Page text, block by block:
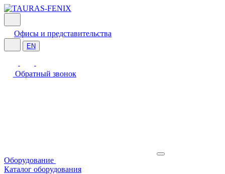
Офисы и представительства
EN
Обратный звонок
Оборудование
Каталог оборудования